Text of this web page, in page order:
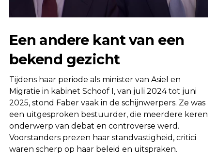
Een andere kant van een
bekend gezicht
Tijdens haar periode als minister van Asiel en
Migratie in kabinet Schoof I, van juli 2024 tot juni
2025, stond Faber vaak in de schijnwerpers. Ze was
een uitgesproken bestuurder, die meerdere keren
onderwerp van debat en controverse werd.
Voorstanders prezen haar standvastigheid, critici
waren scherp op haar beleid en uitspraken.